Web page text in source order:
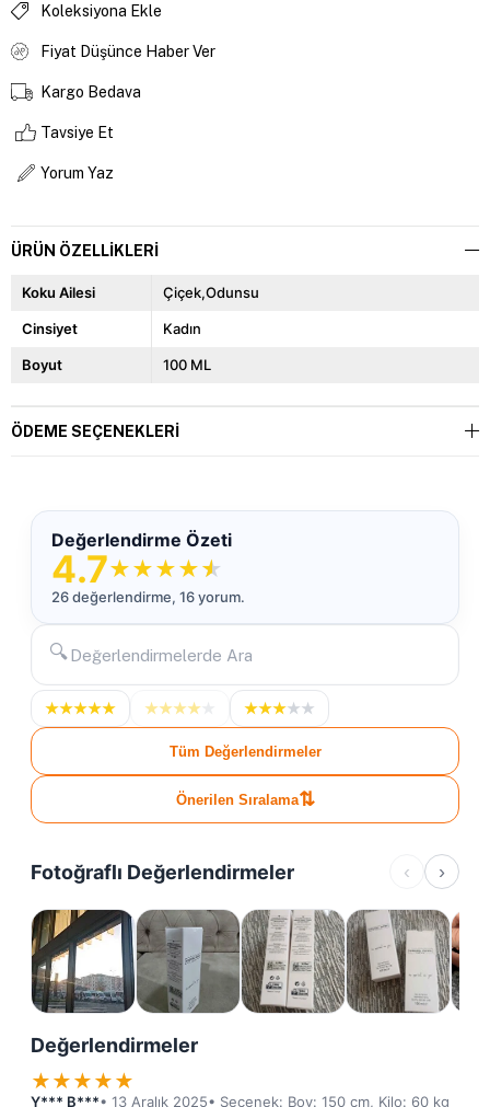
Koleksiyona Ekle
Fiyat Düşünce Haber Ver
Kargo Bedava
Tavsiye Et
Yorum Yaz
ÜRÜN ÖZELLIKLERI
Koku Ailesi Çiçek,Odunsu
Cinsiyet Kadın
Boyut 100 ML
ÖDEME SEÇENEKLERI
Değerlendirme Özeti
4.7★★★★★
26 değerlendirme, 16 yorum.
🔍
★★★★★ ★★★★ ★★★★★
Tüm Değerlendirmeler
Önerilen Sıralama⇅
Fotoğraflı Değerlendirmeler ‹ ›
Değerlendirmeler
★★★★★
Y*** B***• 13 Aralık 2025• Seçenek: Boy: 150 cm, Kilo: 60 kg